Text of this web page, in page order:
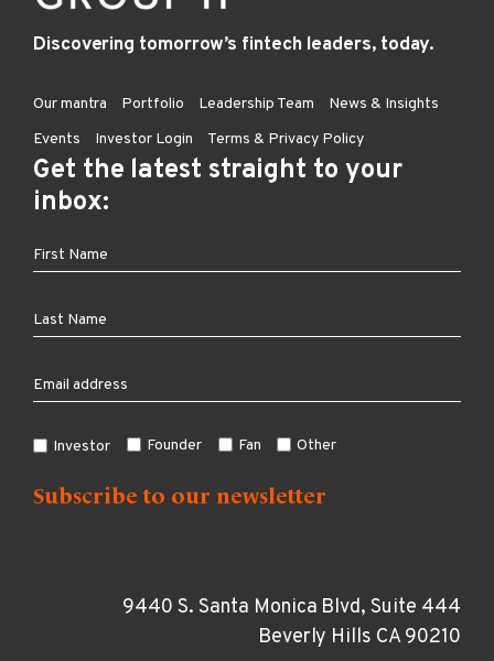
Discovering tomorrow’s fintech leaders, today.
Our mantra Portfolio Leadership Team
News & Insights
Events
Investor Login Terms & Privacy Policy
Get the latest straight to your
inbox:
Investor Founder Fan Other
9440 S. Santa Monica Blvd, Suite 444
Beverly Hills CA 90210